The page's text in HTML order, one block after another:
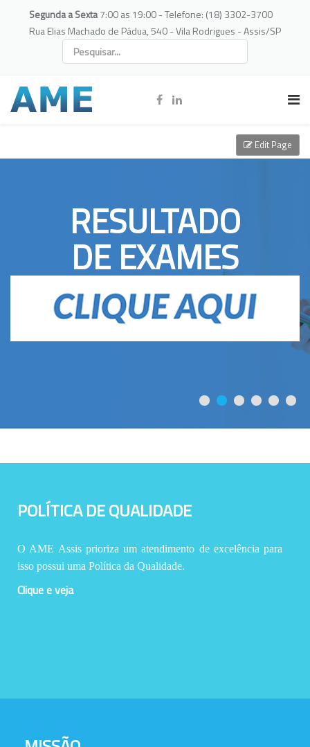
Segunda a Sexta7:00 as 19:00 - Telefone: (18) 3302-3700
Rua Elias Machado de Pádua, 540 - Vila Rodrigues - Assis/SP
RESULTADO
DE EXAMES
POLÍTICA DE QUALIDADE
O AME Assis prioriza um atendimento de excelência para
isso possui uma Política da Qualidade.
Clique e veja
Edit Page